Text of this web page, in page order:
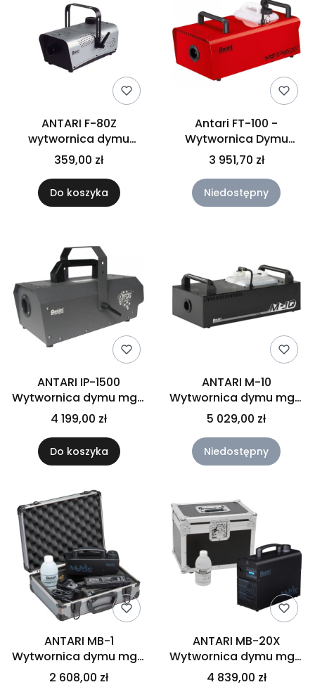
ANTARI F-80Z
wytwornica dymu
700W
359,00 zł
Do koszyka
Antari FT-100 -
Wytwornica Dymu
1500W
3 951,70 zł
Niedostępny
ANTARI IP-1500
Wytwornica dymu mgły
IP63
4 199,00 zł
Do koszyka
ANTARI M-10
Wytwornica dymu mgły
3000W
5 029,00 zł
Niedostępny
ANTARI MB-1
Wytwornica dymu mgły
z akumulatorem
2 608,00 zł
ANTARI MB-20X
Wytwornica dymu mgły
z akumulatorem 600W
4 839,00 zł